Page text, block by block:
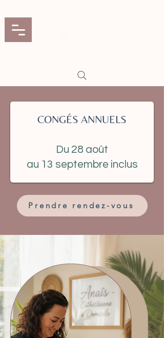
CONGÉS ANNUELS
Du 28 août
au 13 septembre inclus
Prendre rendez-vous